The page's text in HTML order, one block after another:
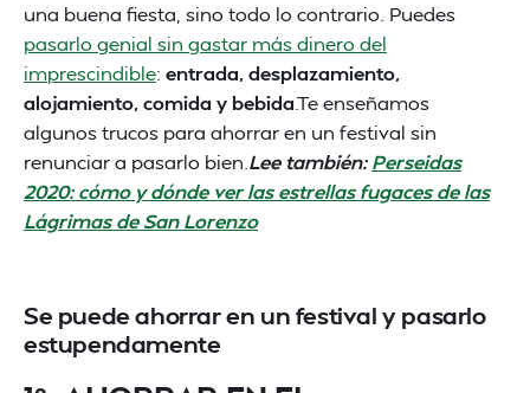
una buena fiesta, sino todo lo contrario. Puedes
pasarlo genial sin gastar más dinero del
imprescindible: entrada, desplazamiento,
alojamiento, comida y bebida.Te enseñamos
algunos trucos para ahorrar en un festival sin
renunciar a pasarlo bien. Lee también:Perseidas
2020: cómo y dónde ver las estrellas fugaces de las
Lágrimas de San Lorenzo
Se puede ahorrar en un festival y pasarlo
estupendamente